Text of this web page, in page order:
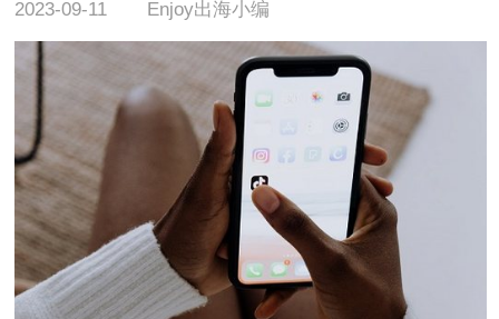
2023-09-11 Enjoy出海小编